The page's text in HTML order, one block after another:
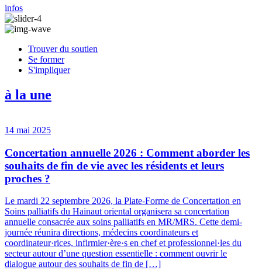
infos
Trouver du soutien
Se former
S'impliquer
à la une
14 mai 2025
Concertation annuelle 2026 : Comment aborder les
souhaits de fin de vie avec les résidents et leurs
proches ?
Le mardi 22 septembre 2026, la Plate-Forme de Concertation en
Soins palliatifs du Hainaut oriental organisera sa concertation
annuelle consacrée aux soins palliatifs en MR/MRS. Cette demi-
journée réunira directions, médecins coordinateurs et
coordinateur·rices, infirmier·ère·s en chef et professionnel·les du
secteur autour d’une question essentielle : comment ouvrir le
dialogue autour des souhaits de fin de […]